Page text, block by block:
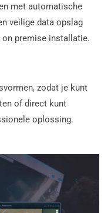
met automatische
veilige data opslag
premise installatie.
zodat je kunt
of direct kunt
oplossing.